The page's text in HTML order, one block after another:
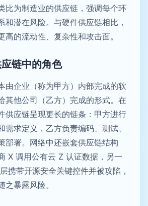
比为制造业的供应链，强调每个环
和潜在风险。与硬件供应链相比，
高的流动性、复杂性和攻击面。
链中的角色
由企业（称为甲方）内部完成的软
其他公司（乙方）完成的形式。在
供应链呈现更长的链条：甲方进行
需求定义，乙方负责编码、测试、
部署。网络中还嵌套供应链结构
X 调用公有云 Z 认证数据，另一
携带开源安全关键控件并被攻陷，
之暴露风险。